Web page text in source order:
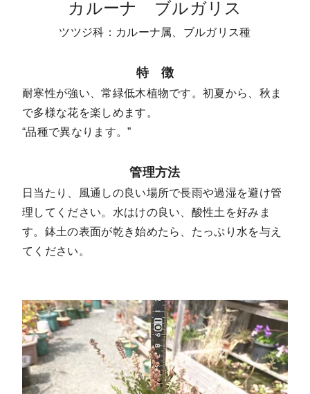
カルーナ ブルガリス
ツツジ科：カルーナ属、ブルガリス種
特 徴
耐寒性が強い、常緑低木植物です。初夏から、秋ま
で多様な花を楽しめます。
“品種で異なります。”
管理方法
日当たり、風通しの良い場所で長雨や過湿を避け管
理してください。水はけの良い、酸性土を好みま
す。鉢土の表面が乾き始めたら、たっぷり水を与え
てください。